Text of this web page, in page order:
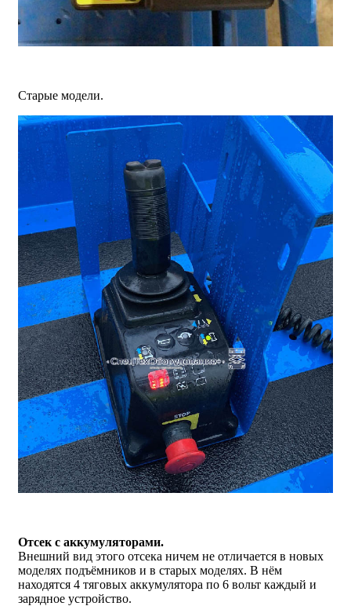
Старые модели.
Отсек с аккумуляторами.
Внешний вид этого отсека ничем не отличается в новых
моделях подъёмников и в старых моделях. В нём
находятся 4 тяговых аккумулятора по 6 вольт каждый и
зарядное устройство.